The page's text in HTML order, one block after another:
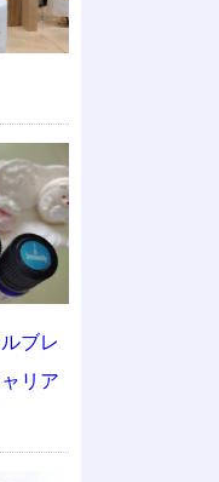
ブレ
リア